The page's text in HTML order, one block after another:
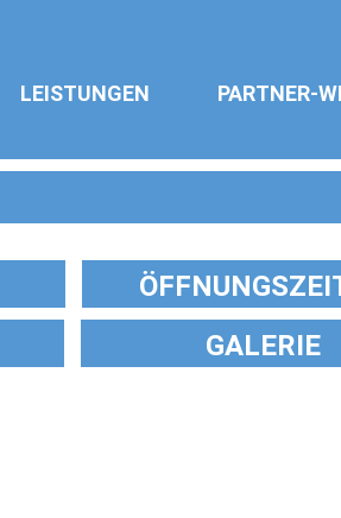
LEISTUNGEN PARTNER-
GALERIE